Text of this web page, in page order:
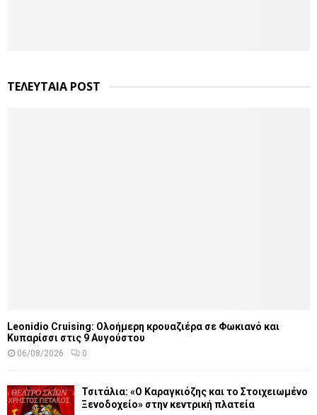
ΤΕΛΕΥΤΑΙΑ POST
Leonidio Cruising: Ολοήμερη κρουαζιέρα σε Φωκιανό και
Κυπαρίσσι στις 9 Αυγούστου
06/08/2026 0
Τσιτάλια: «Ο Καραγκιόζης και το Στοιχειωμένο
Ξενοδοχείο» στην κεντρική πλατεία